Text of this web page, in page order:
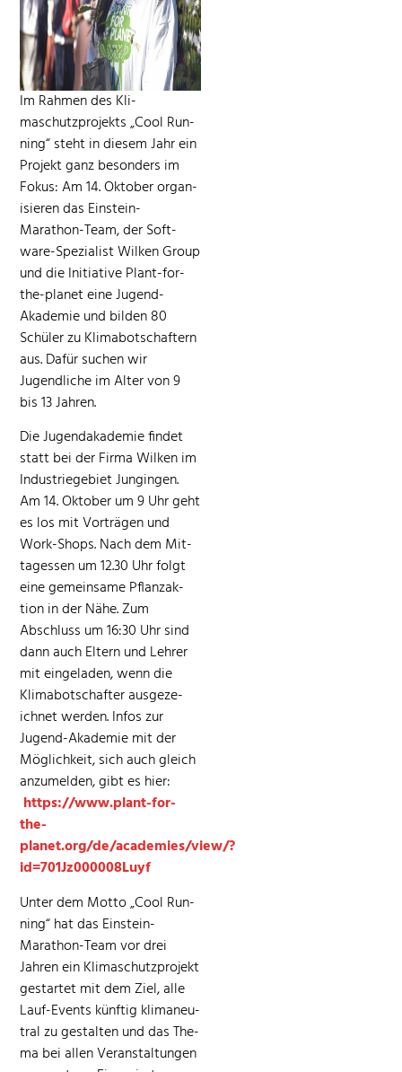
Im Rah­men des Kli­
maschutzpro­jek­ts „Cool Run­
ning“ ste­ht in diesem Jahr ein
Pro­jekt ganz beson­ders im
Fokus: Am 14. Okto­ber organ­
isieren das Ein­stein-
Marathon-Team, der Soft­
ware-Spezial­ist Wilken Group
und die Ini­tia­tive Plant-for-
the-plan­et eine Jugend-
Akademie und bilden 80
Schüler zu Klimabotschaftern
aus. Dafür suchen wir
Jugendliche im Alter von 9
bis 13 Jahren.
Die Jugen­dakademie find­et
statt bei der Fir­ma Wilken im
Indus­triege­bi­et Jungin­gen.
Am 14. Okto­ber um 9 Uhr geht
es los mit Vorträ­gen und
Work-Shops. Nach dem Mit­
tagessen um 12.30 Uhr fol­gt
eine gemein­same Pflan­za­k­
tion in der Nähe. Zum
Abschluss um 16:30 Uhr sind
dann auch Eltern und Lehrer
mit ein­ge­laden, wenn die
Klimabotschafter aus­geze­
ich­net wer­den. Infos zur
Jugend-Akademie mit der
Möglichkeit, sich auch gle­ich
anzumelden, gibt es hier:
https://www.plant-for-
the-
planet.org/de/academies/view/?
id=701Jz000008Luyf
Unter dem Mot­to „Cool Run­
ning“ hat das Ein­stein-
Marathon-Team vor drei
Jahren ein Kli­maschutzpro­jekt
ges­tartet mit dem Ziel, alle
Lauf-Events kün­ftig kli­ma­neu­
tral zu gestal­ten und das The­
ma bei allen Ver­anstal­tun­gen